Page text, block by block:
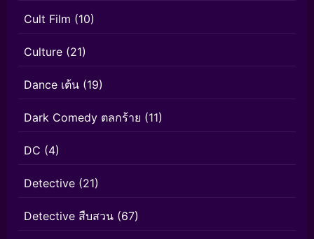
Cult Film (10)
Culture (21)
Dance เต้น (19)
Dark Comedy ตลกร้าย (11)
DC (4)
Detective (21)
Detective สืบสวน (67)